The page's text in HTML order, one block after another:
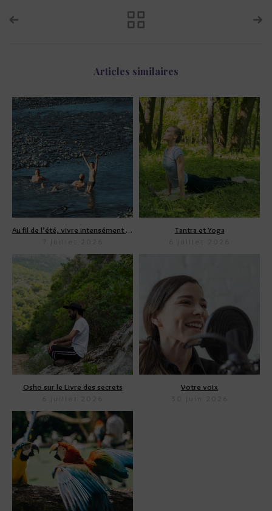
Articles similaires
Au fil de l’été, vivre intensément et mettre son mental au repos Tantra et Yoga
Osho sur le Livre des secrets Votre voix